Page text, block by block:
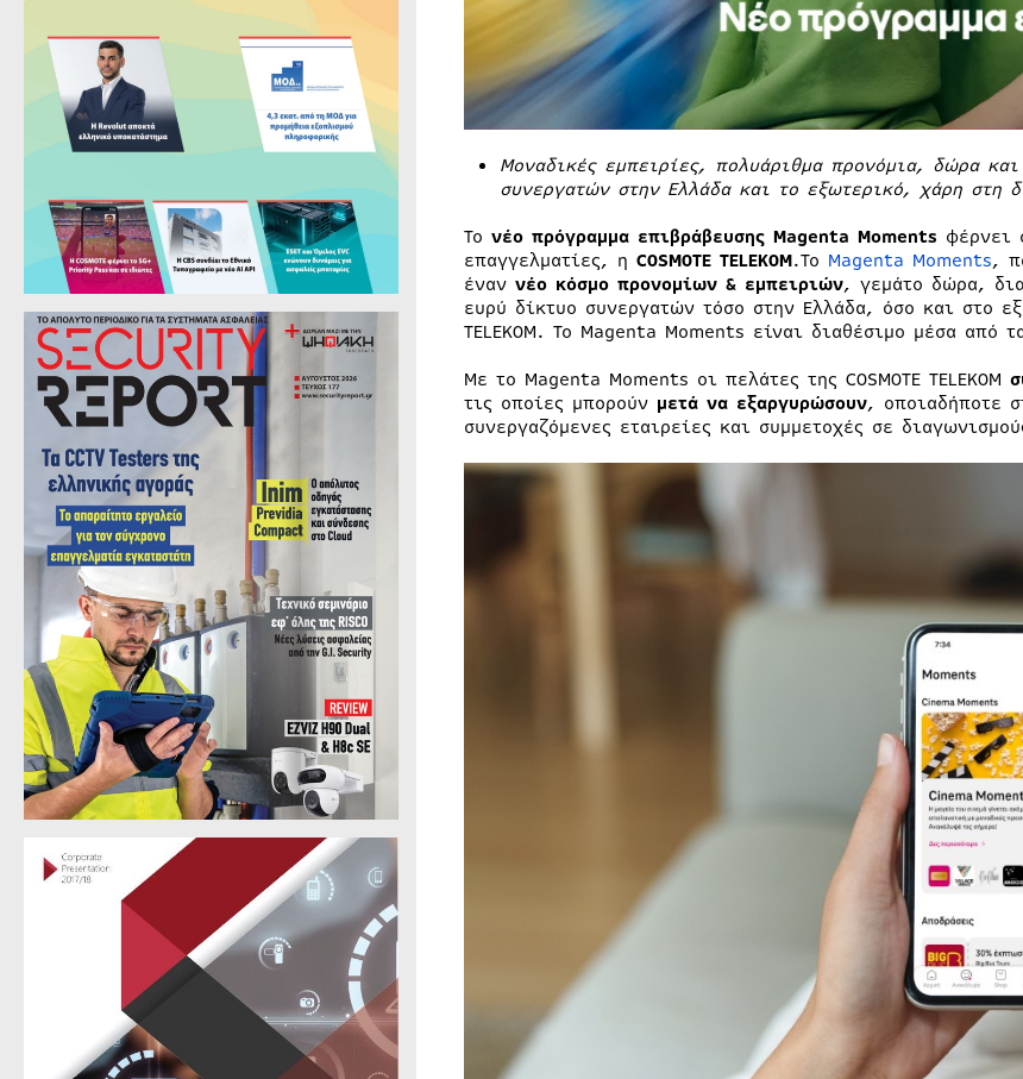
Μοναδικές εμπειρίες, πολυάριθμα προνόμια, δώρα
συνεργατών στην Ελλάδα και το εξωτερικό, χάρη στη
Το νέο πρόγραμμα επιβράβευσης Magenta Moments φέρνει
επαγγελματίες, η COSMOTE TELEKOM.Το Magenta Moments,
έναννέο κόσμο προνομίων & εμπειριών, γεμάτο δώρα,
ευρύ δίκτυο συνεργατών τόσο στην Ελλάδα, όσο και στο
TELEKOM. Το Magenta Moments είναι διαθέσιμο μέσα από τα
Με το Magenta Moments οι πελάτες της COSMOTE TELEKOM
τις οποίες μπορούνμετά να εξαργυρώσουν, οποιαδήποτε
συνεργαζόμενες εταιρείες και συμμετοχές σε